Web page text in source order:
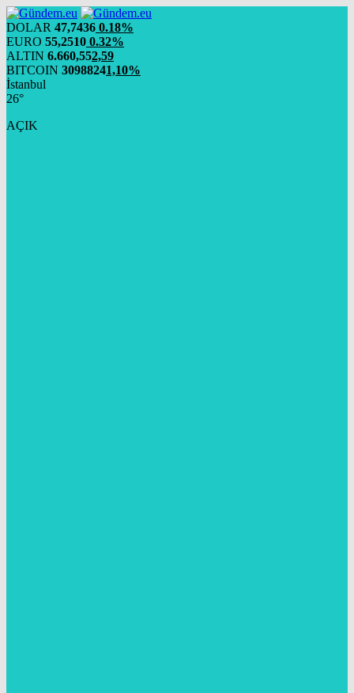
DOLAR 47,7436 0.18%
EURO 55,2510 0.32%
ALTIN 6.660,552,59
BITCOIN 30988241,10%
İstanbul
26°
AÇIK